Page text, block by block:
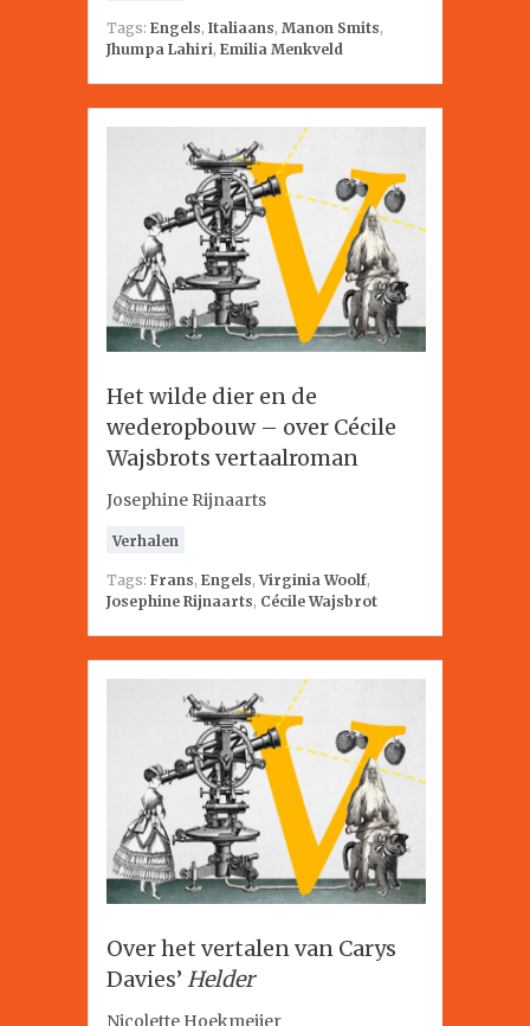
Tags: Engels, Italiaans, Manon Smits,
Jhumpa Lahiri, Emilia Menkveld
Het wilde dier en de
wederopbouw – over Cécile
Wajsbrots vertaalroman
Josephine Rijnaarts
Verhalen
Tags: Frans, Engels,Virginia Woolf,
Josephine Rijnaarts, Cécile Wajsbrot
Over het vertalen van Carys
Davies’ Helder
Nicolette Hoekmeijer